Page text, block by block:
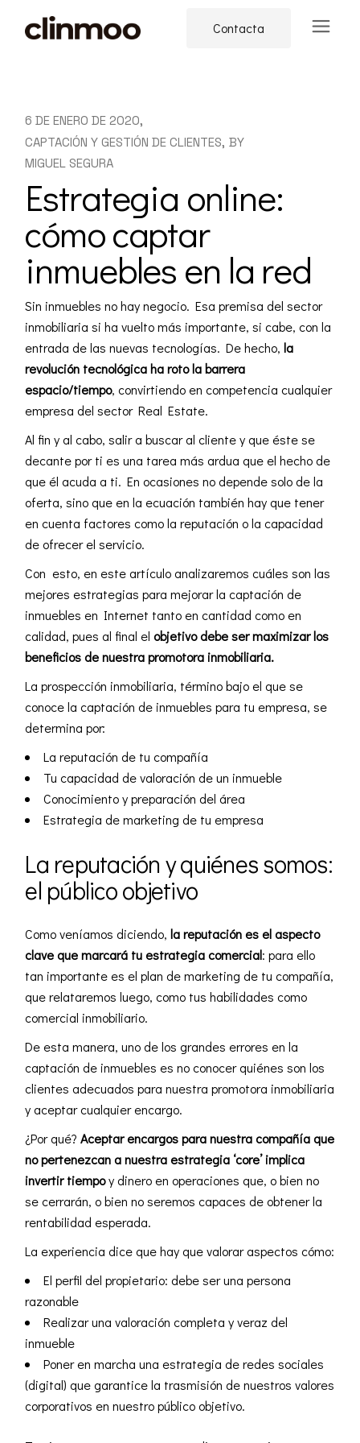
content
Contacta
6 DE ENERO DE 2020
CAPTACIÓN Y GESTIÓN DE CLIENTES BY
MIGUEL SEGURA
Estrategia online:
cómo captar
inmuebles en la red
Sin inmuebles no hay negocio. Esa premisa del sector
inmobiliaria si ha vuelto más importante, si cabe, con la
entrada de las nuevas tecnologías. De hecho,la
revolución tecnológica ha roto la barrera
espacio/tiempo, convirtiendo en competencia cualquier
empresa del sector Real Estate.
Al fin y al cabo, salir a buscar al cliente y que éste se
decante por ti es una tarea más ardua que el hecho de
que él acuda a ti. En ocasiones no depende solo de la
oferta, sino que en la ecuación también hay que tener
en cuenta factores como la reputación o la capacidad
de ofrecer el servicio.
Con esto, en este artículo analizaremos cuáles son las
mejores estrategias para mejorar la captación de
inmuebles en Internet tanto en cantidad como en
calidad, pues al final elobjetivo debe ser maximizar los
beneficios de nuestra promotora inmobiliaria.
La prospección inmobiliaria, término bajo el que se
conoce la captación de inmuebles para tu empresa, se
determina por:
La reputación de tu compañía
Tu capacidad de valoración de un inmueble
Conocimiento y preparación del área
Estrategia de marketing de tu empresa
La reputación y quiénes somos:
el público objetivo
Como veníamos diciendo,la reputación es el aspecto
clave que marcará tuestrategiacomercial: para ello
tan importante es el plan de marketing de tu compañía,
que relataremos luego, como tus habilidades como
comercial inmobiliario.
De esta manera, uno de los grandes errores en la
captación de inmuebles es no conocer quiénes son los
clientes adecuados para nuestra promotora inmobiliaria
y aceptar cualquier encargo.
¿Por qué?Aceptar encargos para nuestra compañía que
no pertenezcan a nuestra estrategia ‘core’ implica
invertir tiempoy dinero en operaciones que, o bien no
se cerrarán, o bien no seremos capaces de obtener la
rentabilidad esperada.
La experiencia dice que hay que valorar aspectos cómo:
El perfil del propietario: debe ser una persona
razonable
Realizar una valoración completa y veraz del
inmueble
Poner en marcha una estrategia deredes sociales
(digital) que garantice la trasmisión de nuestros valores
corporativos en nuestro público objetivo.